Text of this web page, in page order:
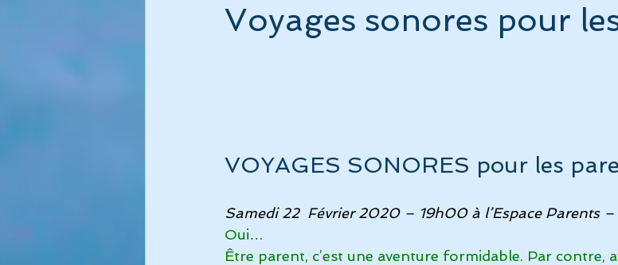
Technologies modernes pour la
Album Immersion
Voyages sonores pour
VOYAGES SONORES pour les
Samedi 22  Février 2020 – 19h00 à l’Espace Parents
Oui…
Être parent, c’est une aventure formidable. Par contre,